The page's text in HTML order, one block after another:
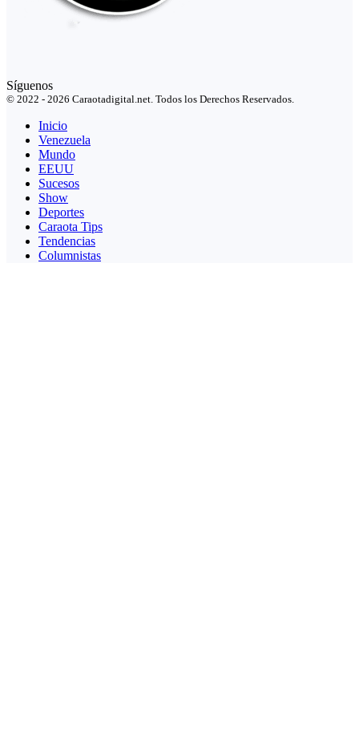
Síguenos
© 2022 - 2026 Caraotadigital.net. Todos los Derechos Reservados.
Inicio
Venezuela
Mundo
EEUU
Sucesos
Show
Deportes
Caraota Tips
Tendencias
Columnistas